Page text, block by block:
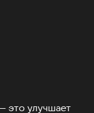
это улучшает